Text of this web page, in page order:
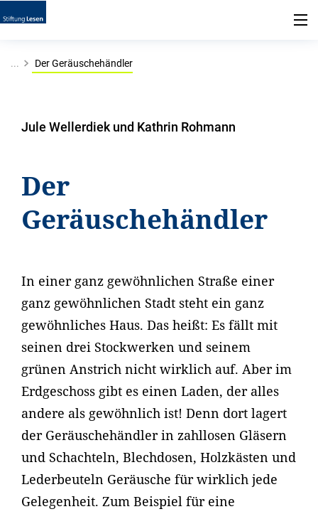
... Der Geräuschehändler
Jule Wellerdiek und Kathrin Rohmann
Der
Geräuschehändler
In einer ganz gewöhnlichen Straße einer
ganz gewöhnlichen Stadt steht ein ganz
gewöhnliches Haus. Das heißt: Es fällt mit
seinen drei Stockwerken und seinem
grünen Anstrich nicht wirklich auf. Aber im
Erdgeschoss gibt es einen Laden, der alles
andere als gewöhnlich ist! Denn dort lagert
der Geräuschehändler in zahllosen Gläsern
und Schachteln, Blechdosen, Holzkästen und
Lederbeuteln Geräusche für wirklich jede
Gelegenheit. Zum Beispiel für eine